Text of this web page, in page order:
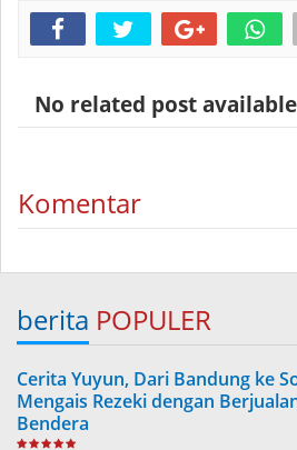
No related post available
Komentar
berita POPULER
Cerita Yuyun, Dari Bandung ke
Mengais Rezeki dengan
Bendera